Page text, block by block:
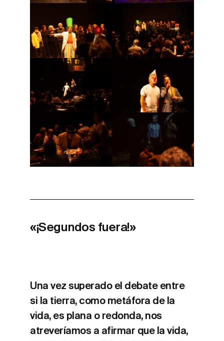
«¡Segundos fuera!»
Una vez superado el debate entre
si la tierra, como metáfora de la
vida, es plana o redonda, nos
atreveríamos a afirmar que la vida,